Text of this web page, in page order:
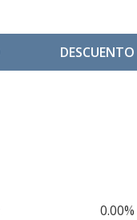
DESCUENTO
0.00%